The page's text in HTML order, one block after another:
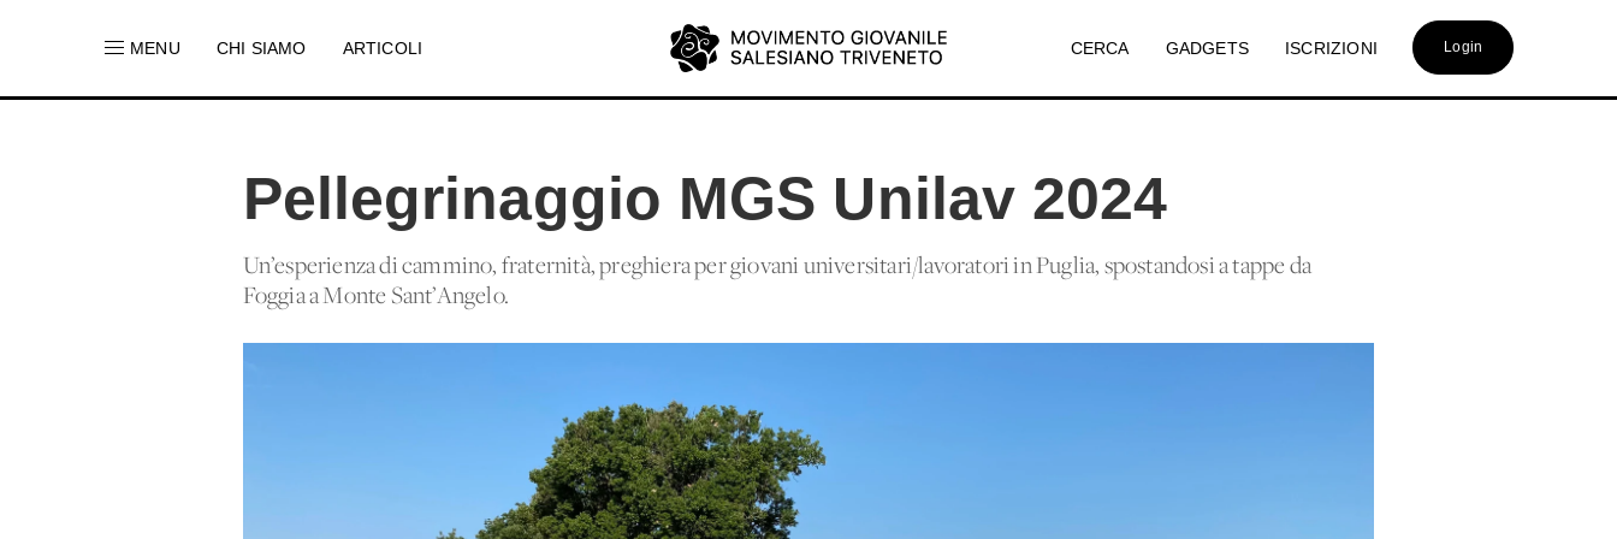
MENU CHI SIAMO ARTICOLI CERCA GADGETS ISCRIZIONI Login
Pellegrinaggio MGS Unilav 2024
Un’esperienza di cammino, fraternità, preghiera per giovani universitari/lavoratori in Puglia, spostandosi a tappe da
Foggia a Monte Sant’Angelo.